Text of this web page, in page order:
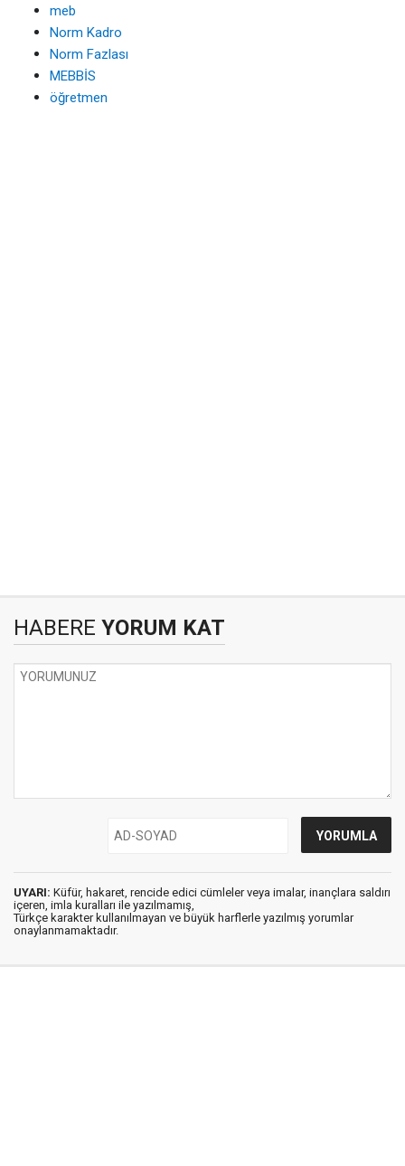
meb
Norm Kadro
Norm Fazlası
MEBBİS
öğretmen
HABERE YORUM KAT
UYARI: Küfür, hakaret, rencide edici cümleler veya imalar, inançlara saldırı
içeren, imla kuralları ile yazılmamış,
Türkçe karakter kullanılmayan ve büyük harflerle yazılmış yorumlar
onaylanmamaktadır.